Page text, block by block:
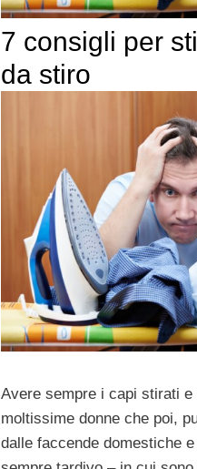
7 consigli per
da stiro
Avere sempre i capi stirati e
moltissime donne che poi,
dalle faccende domestiche